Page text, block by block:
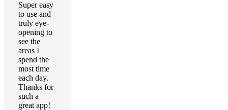
Super easy
to use and
truly eye-
opening to
see the
areas I
spend the
most time
each day.
Thanks for
such a
great app!